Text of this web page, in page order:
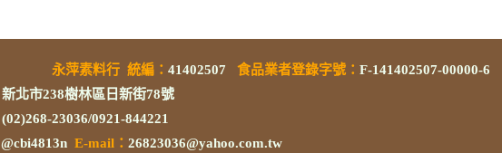
永萍素料行 統編 ： 41402507 食品業者登錄字號 ： F-141402507-00000-6
新北市238樹林區日新街78號
(02)268-23036/0921-844221
@cbi4813n E-mail： 26823036@yahoo.com.tw